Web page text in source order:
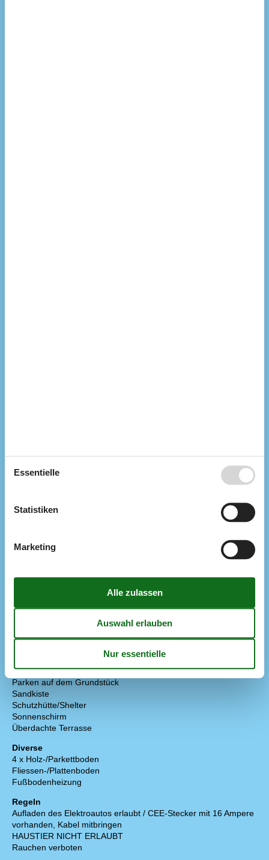
Deutsche Kanäle
Norw. TV
Golf-Urlaub
Gartenmöbel
Offene Terrasse
Parken auf dem Grundstück
Sandkiste
Schutzhütte/Shelter
Sonnenschirm
Überdachte Terrasse
Diverse
4 x Holz-/Parkettboden
Fliessen-/Plattenboden
Fußbodenheizung
Regeln
Aufladen des Elektroautos erlaubt / CEE-Stecker mit 16 Ampere
vorhanden, Kabel mitbringen
HAUSTIER NICHT ERLAUBT
Rauchen verboten
Essentielle
Statistiken
Marketing